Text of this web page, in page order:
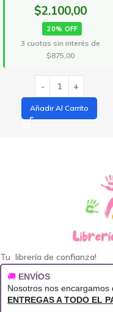
$2.100,00
20% OFF
3 cuotas sin interés de
$875,00
Añadir Al Carrito
Tu librería de confianza!
🚚 ENVÍOS
Nosotros nos
ENTREGAS A TODO EL